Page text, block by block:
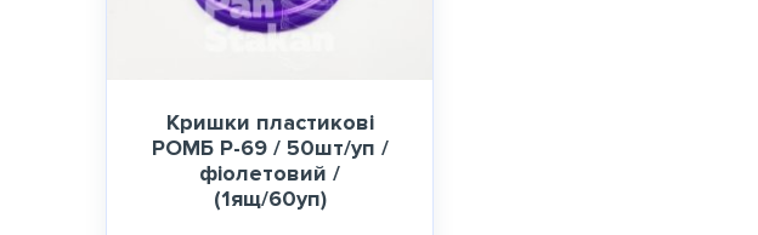
Кришки пластикові
РОМБ Р-69 / 50шт/уп /
фіолетовий /
(1ящ/60уп)